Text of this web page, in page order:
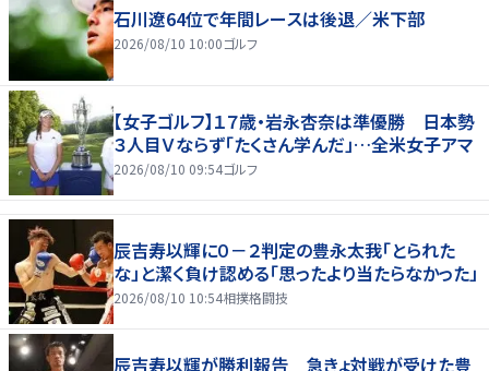
石川遼64位で年間レースは後退／米下部
2026/08/10 10:00ゴルフ
【女子ゴルフ】１７歳・岩永杏奈は準優勝 日本勢
３人目Ｖならず「たくさん学んだ」…全米女子アマ
2026/08/10 09:54ゴルフ
辰吉寿以輝に０－２判定の豊永太我「とられた
な」と潔く負け認める「思ったより当たらなかった」
2026/08/10 10:54相撲格闘技
辰吉寿以輝が勝利報告 急きょ対戦が受けた豊